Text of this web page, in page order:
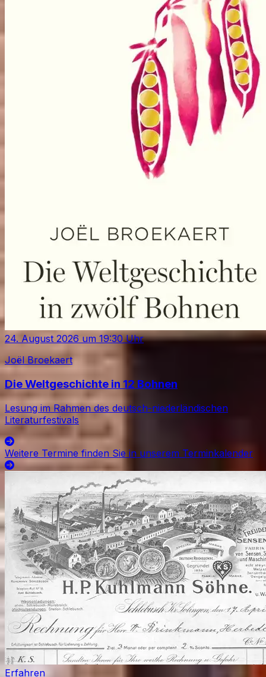
24. August 2026 um 19:30Uhr
Joël Broekaert
Die Weltgeschichte in 12 Bohnen
Lesung im Rahmen des deutsch-niederländischen
Literaturfestivals
Weitere Termine finden Sie in unserem Terminkalender
Erfahren